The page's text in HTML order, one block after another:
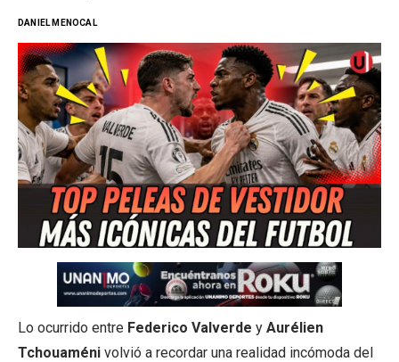
DANIEL MENOCAL
Lo ocurrido entre Federico Valverde y Aurélien
Tchouaméni volvió a recordar una realidad incómoda del